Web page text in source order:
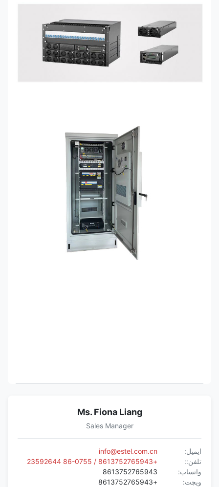
Ms. Fiona Liang
Sales Manager
ایمیل:
info@estel.com.cn
تلفن::
+8613752765943 / 86-0755 23592644
واتساپ:
8613752765943
ویچت:
+8613752765943